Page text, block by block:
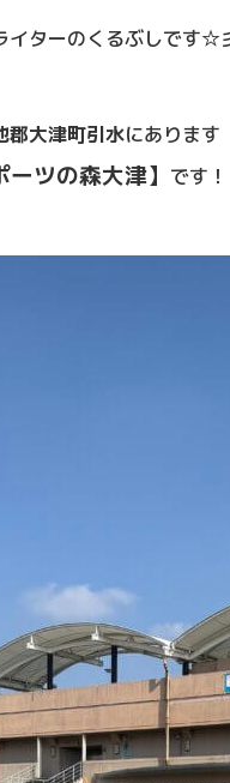
イターのくるぶしです☆
郡大津町引水にあります
ツの森大津】 です！